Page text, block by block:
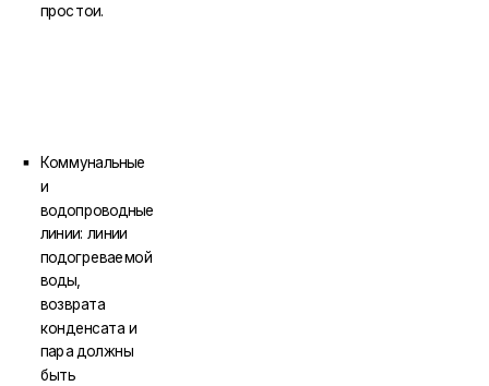
простои.
Коммунальные
и
водопроводные
линии: линии
подогреваемой
воды,
возврата
конденсата и
пара должны
быть